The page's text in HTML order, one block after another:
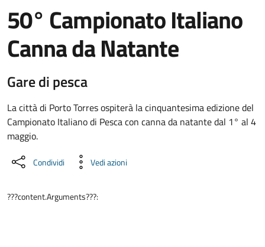
50° Campionato Italiano
Canna da Natante
Dettaglio dell'evento
Gare di pesca
La città di Porto Torres ospiterà la cinquantesima edizione del
Campionato Italiano di Pesca con canna da natante dal 1° al 4
maggio.
Condividi Vedi azioni
???content.Arguments???: